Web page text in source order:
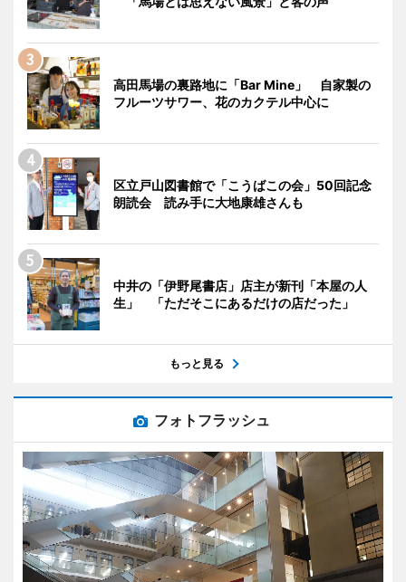
高田馬場の裏路地に「Bar Mine」 自家製の
フルーツサワー、花のカクテル中心に
区立戸山図書館で「こうばこの会」50回記念
朗読会 読み手に大地康雄さんも
中井の「伊野尾書店」店主が新刊「本屋の人
生」 「ただそこにあるだけの店だった」
もっと見る
フォトフラッシュ